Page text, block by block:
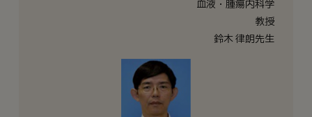
血液・腫瘍内科学
教授
鈴木 律朗先生